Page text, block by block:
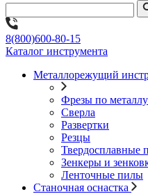
8(800)600-80-15
Каталог инструмента
Металлорежущий
Фрезы по металлу
Сверла
Развертки
Резцы
Твердосплавные
Зенкеры и
Ленточные пилы
Станочная оснастка